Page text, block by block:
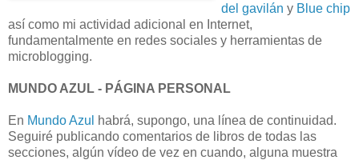
del gavilán y Blue chip
así como mi actividad adicional en Internet,
fundamentalmente en redes sociales y herramientas de
microblogging.
MUNDO AZUL - PÁGINA PERSONAL
En Mundo Azul
habrá, supongo, una línea de continuidad.
Seguiré publicando comentarios de libros de todas las
secciones, algún vídeo de vez en cuando, alguna muestra